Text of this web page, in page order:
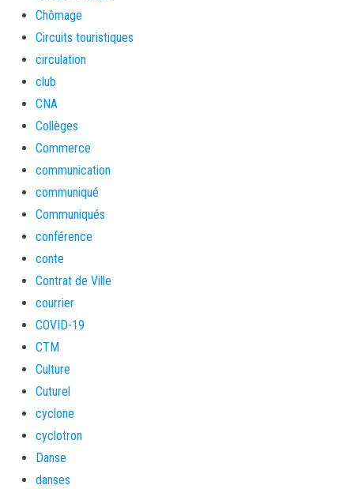
Chômage
Circuits touristiques
circulation
club
CNA
Collèges
Commerce
communication
communiqué
Communiqués
conférence
conte
Contrat de Ville
courrier
COVID-19
CTM
Culture
Cuturel
cyclone
cyclotron
Danse
danses